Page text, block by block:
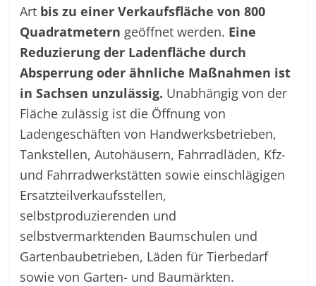
Art bis zu einer Verkaufsfläche von 800
Quadratmetern geöffnet werden. Eine
Reduzierung der Ladenfläche durch
Absperrung oder ähnliche Maßnahmen ist
in Sachsen unzulässig. Unabhängig von der
Fläche zulässig ist die Öffnung von
Ladengeschäften von Handwerksbetrieben,
Tankstellen, Autohäusern, Fahrradläden, Kfz-
und Fahrradwerkstätten sowie einschlägigen
Ersatzteilverkaufsstellen,
selbstproduzierenden und
selbstvermarktenden Baumschulen und
Gartenbaubetrieben, Läden für Tierbedarf
sowie von Garten- und Baumärkten.